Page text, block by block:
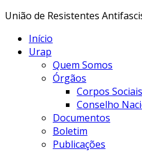
União de Resistentes
Início
Urap
Quem Somos
Órgãos
Corpos Sociais
Conselho
Documentos
Boletim
Publicações